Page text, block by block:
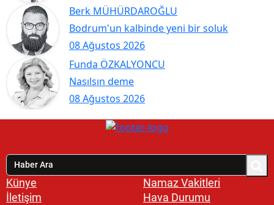
Berk MÜHÜRDAROĞLU
08 Ağustos 2026
Bodrum'un kalbinde yeni bir soluk
Funda ÖZKALYONCU
08 Ağustos 2026
Nasılsın deme
Künye
İletişim
Namaz Vakitleri
Hava Durumu